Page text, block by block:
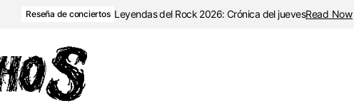
Reseña de conciertos Leyendas del Rock 2026: Crónica del juevesRead Now